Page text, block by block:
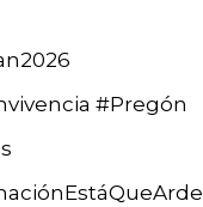
#Pregón